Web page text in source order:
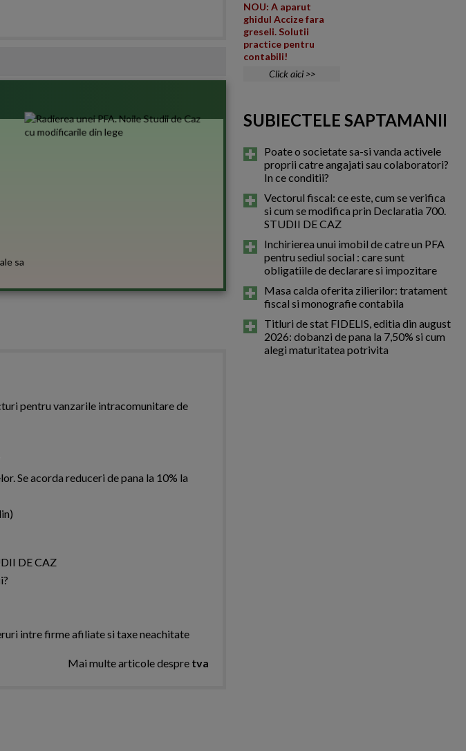
sa
pentru vanzarile intracomunitare de
Se acorda reduceri de pana la 10% la
DE CAZ
intre firme afiliate si taxe neachitate
Mai multe articole despre tva
NOU: A aparut
ghidul Accize fara
greseli. Solutii
practice pentru
contabili!
Click aici >>
SUBIECTELE SAPTAMANII
Poate o societate sa-si vanda activele
proprii catre angajati sau colaboratori?
In ce conditii?
Vectorul fiscal: ce este, cum se verifica
si cum se modifica prin Declaratia 700.
STUDII DE CAZ
Inchirierea unui imobil de catre un PFA
pentru sediul social : care sunt
obligatiile de declarare si impozitare
Masa calda oferita zilierilor: tratament
fiscal si monografie contabila
Titluri de stat FIDELIS, editia din august
2026: dobanzi de pana la 7,50% si cum
alegi maturitatea potrivita